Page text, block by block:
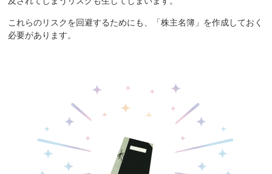
これらのリスクを回避するためにも、「株主名簿」を作成しておく
必要があります。